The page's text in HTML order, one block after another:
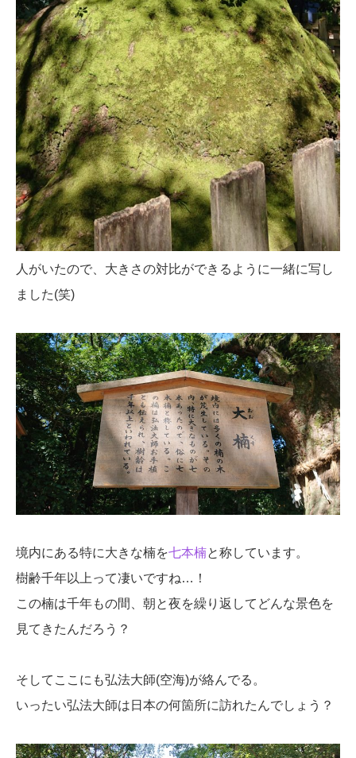
人がいたので、大きさの対比ができるように一緒に写し
ました(笑)
境内にある特に大きな楠を七本楠と称しています。
樹齢千年以上って凄いですね…！
この楠は千年もの間、朝と夜を繰り返してどんな景色を
見てきたんだろう？
そしてここにも弘法大師(空海)が絡んでる。
いったい弘法大師は日本の何箇所に訪れたんでしょう？